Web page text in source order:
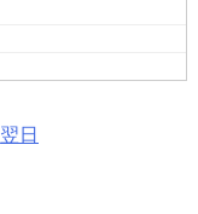
翌日